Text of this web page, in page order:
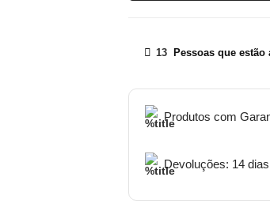
13 Pessoas que
Produtos com
Devoluções: 14 dias